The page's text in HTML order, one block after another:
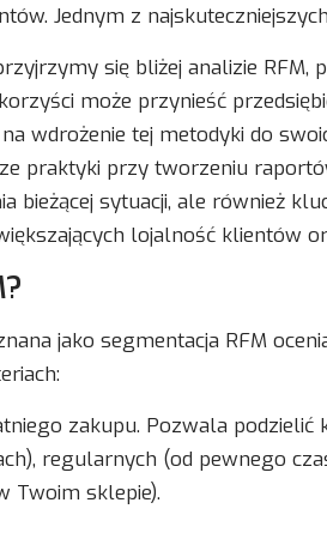
Jednym z
się bliżej analizie RFM,
może przynieść
wdrożenie tej metodyki do
praktyki przy tworzeniu
bieżącej sytuacji, ale również
lojalność klientów
jako segmentacja RFM
zakupu. Pozwala
regularnych (od pewnego
Twoim sklepie).